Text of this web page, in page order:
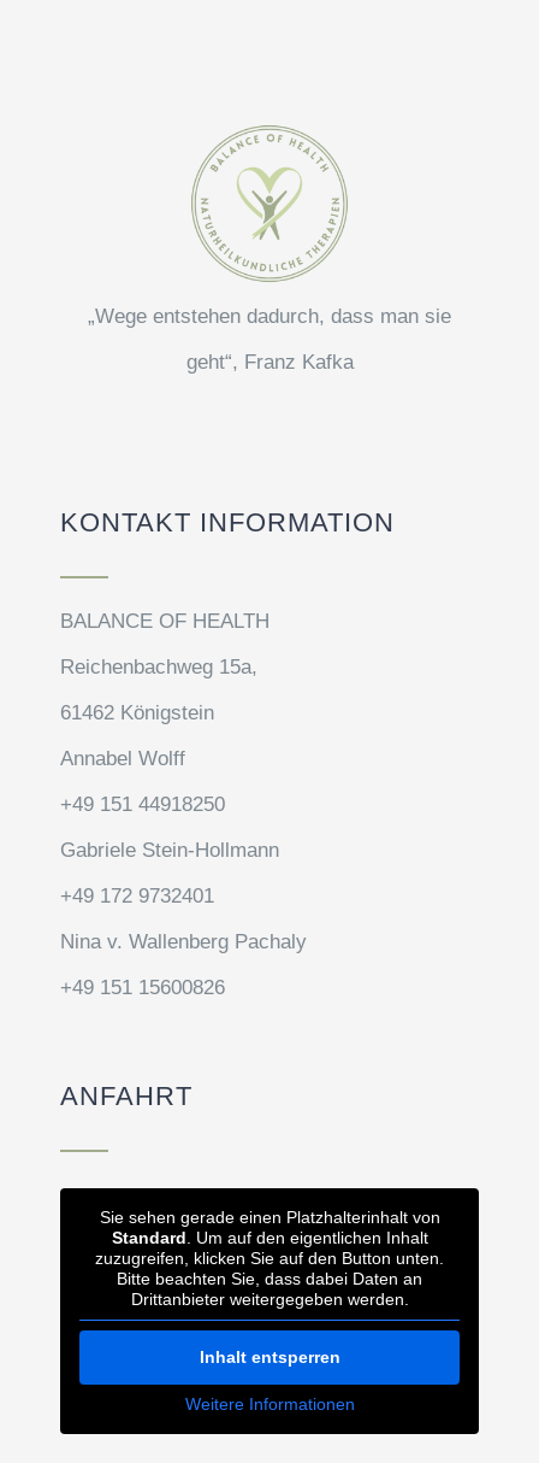
„Wege entstehen dadurch, dass man sie
geht“, Franz Kafka
KONTAKT INFORMATION
BALANCE OF HEALTH
Reichenbachweg 15a,
61462 Königstein
Annabel Wolff
+49 151 44918250
Gabriele Stein-Hollmann
+49 172 9732401
Nina v. Wallenberg Pachaly
+49 151 15600826
ANFAHRT
Sie sehen gerade einen Platzhalterinhalt von
Standard . Um auf den eigentlichen Inhalt
zuzugreifen, klicken Sie auf den Button unten.
Bitte beachten Sie, dass dabei Daten an
Drittanbieter weitergegeben werden.
Inhalt entsperren
Weitere Informationen